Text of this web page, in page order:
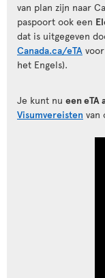
van plan zijn naar
paspoort ook een
dat is uitgegeven
Canada.ca/eTA
het Engels).
Je kunt nu een eTA
Visumvereisten van